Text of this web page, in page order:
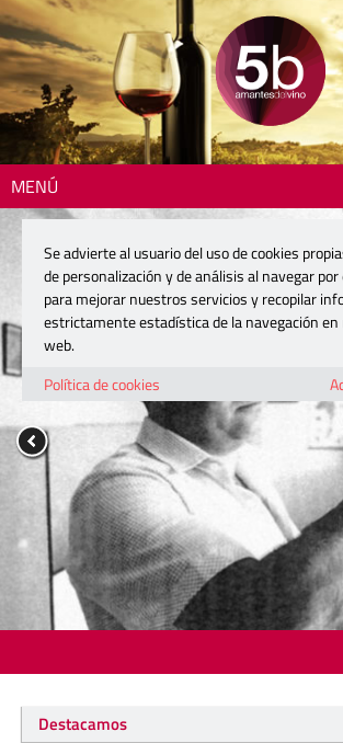
MENÚ
Destacamos
Se advierte al usuario del uso de cookies
de personalización y de análisis al navegar
para mejorar nuestros servicios y recopilar
estrictamente estadística de la navegación
web.
Política de cookies